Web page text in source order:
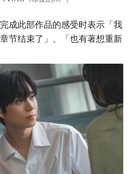
成此部作品的感受时表示「我
节结束了」、「也有著想重新